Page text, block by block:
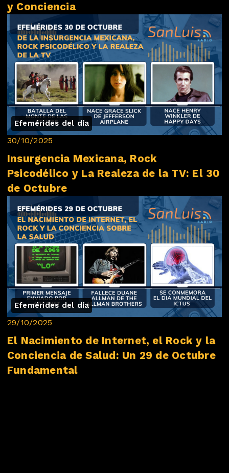
y Conciencia
Efemérides del día
30/10/2025
Insurgencia Mexicana, Rock
Psicodélico y La Realeza de la TV: El 30
de Octubre
Efemérides del día
29/10/2025
El Nacimiento de Internet, el Rock y la
Conciencia de Salud: Un 29 de Octubre
Fundamental